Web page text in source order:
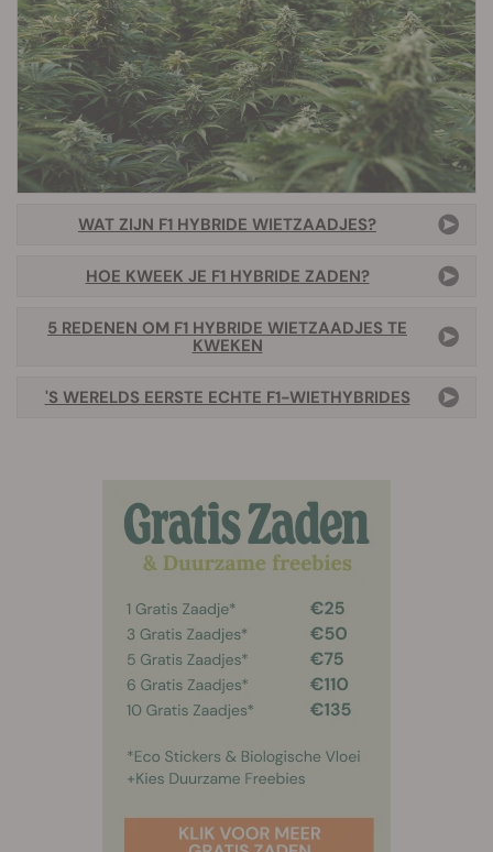
WAT ZIJN F1 HYBRIDE WIETZAADJES?
HOE KWEEK JE F1 HYBRIDE ZADEN?
5 REDENEN OM F1 HYBRIDE WIETZAADJES TE
KWEKEN
'S WERELDS EERSTE ECHTE F1-WIETHYBRIDES